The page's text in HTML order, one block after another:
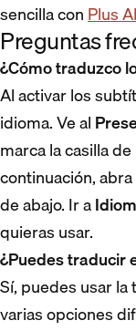
sencilla conPlus
Preguntas
¿Cómo traduzco
Al activar los
idioma. Ve al
marca la casilla de
continuación, abra
de abajo. Ir a
quieras usar.
¿Puedes traducir
Sí, puedes usar
varias opciones